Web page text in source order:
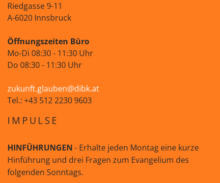
Riedgasse 9-11
A-6020 Innsbruck
Öffnungszeiten Büro
Mo-Di 08:30 - 11:30 Uhr
Do 08:30 - 11:30 Uhr
zukunft.glauben@dibk.at
Tel.: +43 512 2230 9603
IMPULSE
HINFÜHRUNGEN - Erhalte jeden Montag eine kurze
Hinführung und drei Fragen zum Evangelium des
folgenden Sonntags.